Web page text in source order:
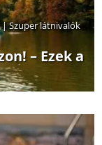
|Szuper látnivalók
– Ezek a